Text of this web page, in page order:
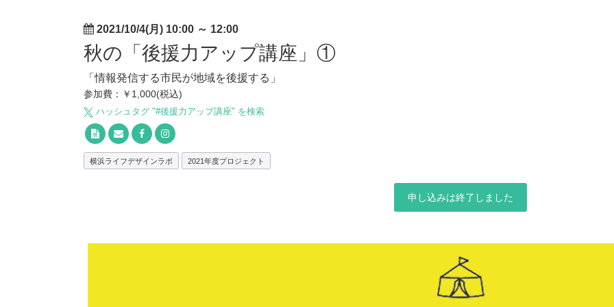
2021/10/4(月) 10:00 ～ 12:00
秋の「後援力アップ講座」①
「情報発信する市民が地域を後援する」
参加費：￥1,000(税込)
ハッシュタグ "#後援力アップ講座" を検索
横浜ライフデザインラボ 2021年度プロジェクト
申し込みは終了しました